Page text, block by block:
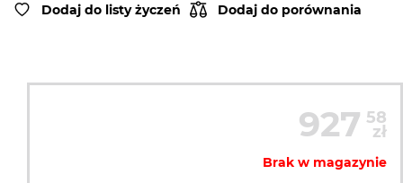
Dodaj do listy życzeń Dodaj do porównania
927 58
zł
Brak w magazynie